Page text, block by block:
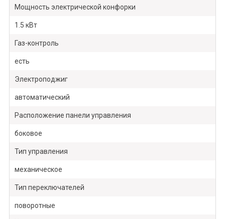
Мощность электрической конфорки
1.5 кВт
Газ-контроль
есть
Электроподжиг
автоматический
Расположение панели управления
боковое
Тип управления
механическое
Тип переключателей
поворотные